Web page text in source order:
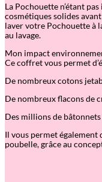
La Pochouette n’étant
cosmétiques solides
laver votre Pochouette à
au lavage.
Mon impact
Ce coffret vous permet
De nombreux cotons
De nombreux flacons de
Des millions de
Il vous permet également
poubelle, grâce au